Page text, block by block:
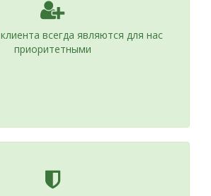
всегда являются для нас
приоритетными